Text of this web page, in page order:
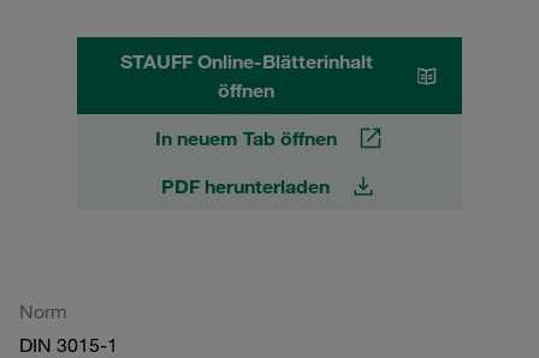
STAUFF Online-Blätterinhalt
öffnen
In neuem Tab öffnen
PDF herunterladen
Norm
DIN 3015-1